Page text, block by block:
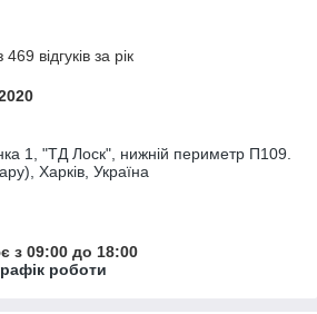
відгуків за рік
1, "ТД Лоск", нижній периметр П109.
Харків, Україна
з 09:00 до 18:00
роботи